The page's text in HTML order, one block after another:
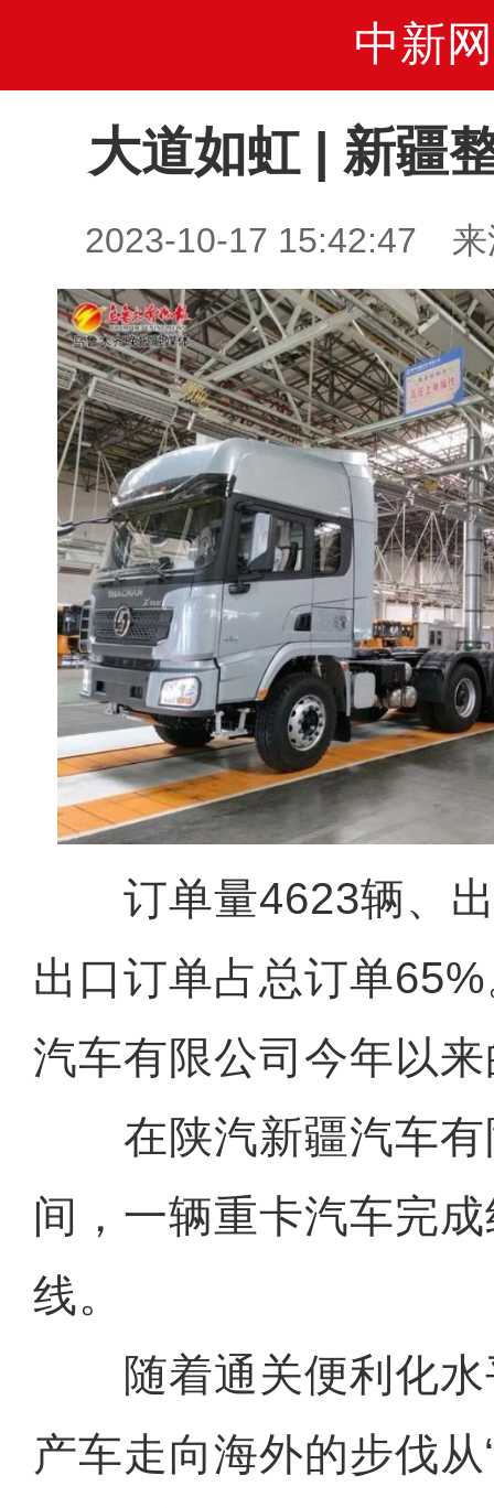
中新网
大道如虹 | 新疆
2023-10-17 15:42:47 来
订单量4623辆、出
出口订单占总订单
汽车有限公司今年以
在陕汽新疆汽车有
间，一辆重卡汽车完
线。
随着通关便利化水
产车走向海外的步伐从